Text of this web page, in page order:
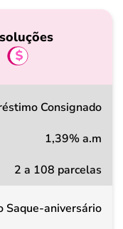
Consignado
1,39% a.m
2 a 108 parcelas
Saque-aniversário